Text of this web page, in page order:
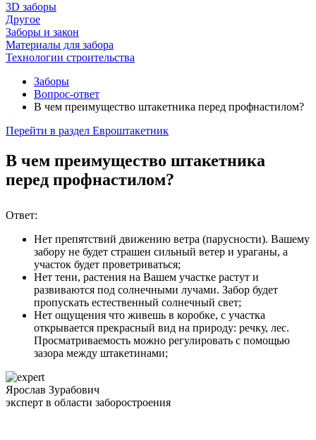
3D заборы
Другое
Заборы и закон
Материалы для забора
Технологии строительства
Заборы
Вопрос-ответ
В чем преимущество штакетника перед профнастилом?
Перейти в раздел Евроштакетник
В чем преимущество штакетника
перед профнастилом?
Ответ:
Нет препятствий движению ветра (парусности). Вашему
забору не будет страшен сильный ветер и ураганы, а
участок будет проветриваться;
Нет тени, растения на Вашем участке растут и
развиваются под солнечными лучами. Забор будет
пропускать естественный солнечный свет;
Нет ощущения что живешь в коробке, с участка
открывается прекрасный вид на природу: речку, лес.
Просматриваемость можно регулировать с помощью
зазора между штакетинами;
Ярослав Зурабович
эксперт в области заборостроения